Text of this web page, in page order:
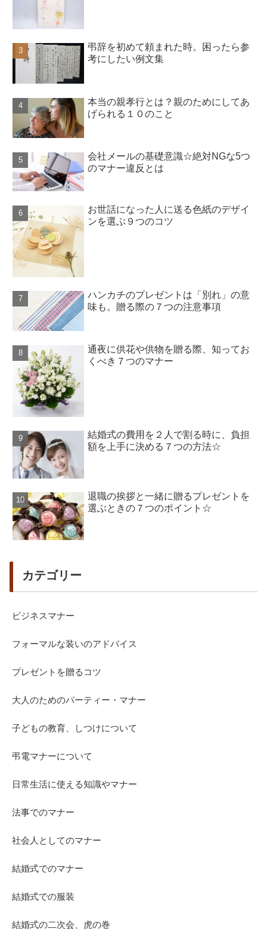
弔辞を初めて頼まれた時。困ったら参
考にしたい例文集
本当の親孝行とは？親のためにしてあ
げられる１０のこと
会社メールの基礎意識☆絶対NGな5つ
のマナー違反とは
お世話になった人に送る色紙のデザイ
ンを選ぶ９つのコツ
ハンカチのプレゼントは「別れ」の意
味も。贈る際の７つの注意事項
通夜に供花や供物を贈る際、知ってお
くべき７つのマナー
結婚式の費用を２人で割る時に、負担
額を上手に決める７つの方法☆
退職の挨拶と一緒に贈るプレゼントを
選ぶときの７つのポイント☆
カテゴリー
ビジネスマナー
フォーマルな装いのアドバイス
プレゼントを贈るコツ
大人のためのパーティー・マナー
子どもの教育、しつけについて
弔電マナーについて
日常生活に使える知識やマナー
法事でのマナー
社会人としてのマナー
結婚式でのマナー
結婚式での服装
結婚式の二次会、虎の巻